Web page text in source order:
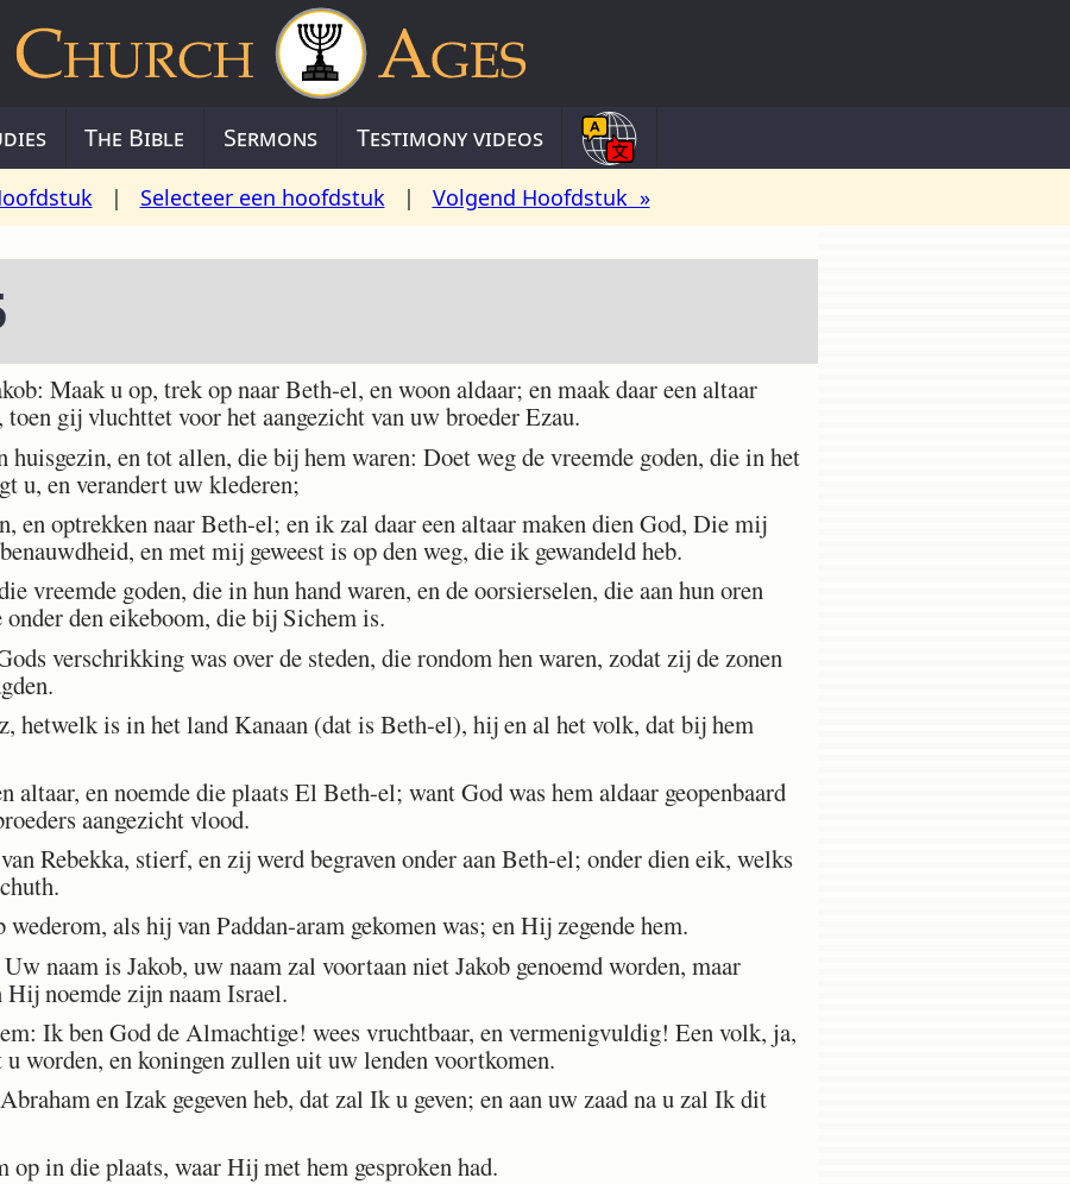
The Bible Sermons Testimony videos
| Selecteer een hoofdstuk| Volgend Hoofdstuk »
Maak u op, trek op naar Beth-el, en woon aldaar; en maak daar een altaar
gij vluchttet voor het aangezicht van uw broeder Ezau.
huisgezin, en tot allen, die bij hem waren: Doet weg de vreemde goden, die in het
u, en verandert uw klederen;
en optrekken naar Beth-el; en ik zal daar een altaar maken dien God, Die mij
en met mij geweest is op den weg, die ik gewandeld heb.
vreemde goden, die in hun hand waren, en de oorsierselen, die aan hun oren
onder den eikeboom, die bij Sichem is.
verschrikking was over de steden, die rondom hen waren, zodat zij de zonen
hetwelk is in het land Kanaan (dat is Beth-el), hij en al het volk, dat bij hem
altaar, en noemde die plaats El Beth-el; want God was hem aldaar geopenbaard
aangezicht vlood.
Rebekka, stierf, en zij werd begraven onder aan Beth-el; onder dien eik, welks
wederom, als hij van Paddan-aram gekomen was; en Hij zegende hem.
naam is Jakob, uw naam zal voortaan niet Jakob genoemd worden, maar
noemde zijn naam Israel.
Ik ben God de Almachtige! wees vruchtbaar, en vermenigvuldig! Een volk, ja,
worden, en koningen zullen uit uw lenden voortkomen.
en Izak gegeven heb, dat zal Ik u geven; en aan uw zaad na u zal Ik dit
op in die plaats, waar Hij met hem gesproken had.